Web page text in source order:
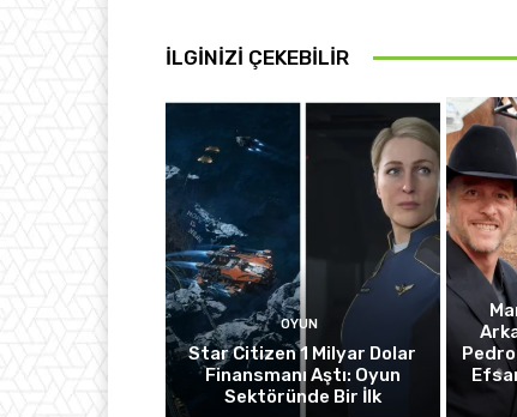
İLGINIZI ÇEKEBILIR
OYUN
Star Citizen 1 Milyar Dolar
Finansmanı Aştı: Oyun
Sektöründe Bir İlk